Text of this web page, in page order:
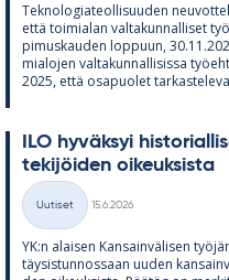
Tek­no­lo­gia­teol­li­suu­den
että toi­mia­lan val­ta­kun­nal­li­set
pi­mus­kau­den lop­puun,
mia­lo­jen val­ta­kun­nal­li­sissa
2025, että os­a­puo­let
ILO hy­väk­syi
te­ki­jöi­den oi­keuk­sista
Kategoriat
Uutiset
15.6.2026
YK:n alai­sen Kan­sain­vä­li­sen
täy­sis­tun­nos­saan uu­den